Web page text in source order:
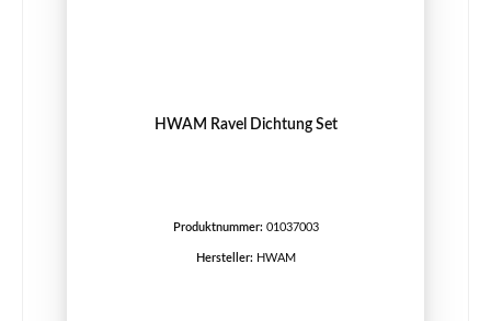
HWAM Ravel Dichtung Set
Produktnummer: 01037003
Hersteller: HWAM